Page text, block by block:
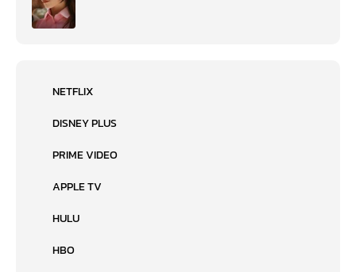
NETFLIX
DISNEY PLUS
PRIME VIDEO
APPLE TV
HULU
HBO